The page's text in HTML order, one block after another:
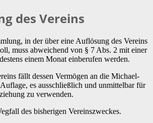
des Vereins
in der über eine Auflösung des Vereins
muss abweichend von § 7 Abs. 2 mit einer
einem Monat einberufen werden.
fällt dessen Vermögen an die Michael-
es ausschließlich und unmittelbar für
zu verwenden.
des bisherigen Vereinszweckes.